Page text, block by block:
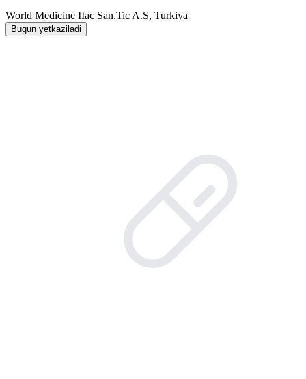
World Мedicine IIac San.Tic A.S, Turkiya
Bugun yetkaziladi